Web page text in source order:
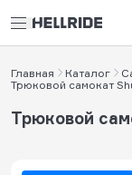
Главная Каталог
Трюковой самокат
Трюковой